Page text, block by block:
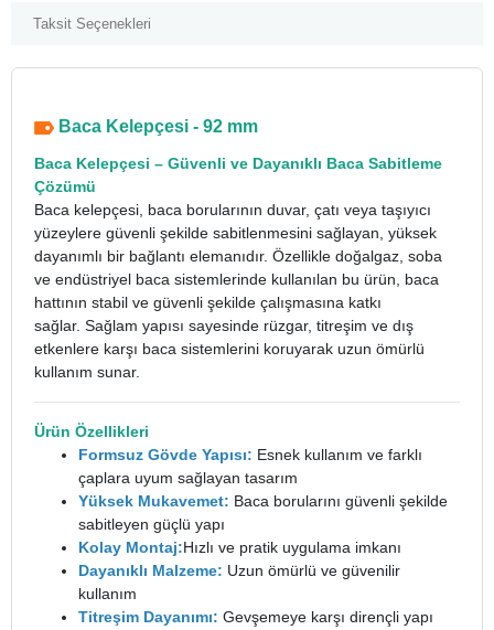
Taksit Seçenekleri
Baca Kelepçesi - 92 mm
Baca Kelepçesi – Güvenli ve Dayanıklı Baca Sabitleme
Çözümü
Baca kelepçesi, baca borularının duvar, çatı veya taşıyıcı
yüzeylere güvenli şekilde sabitlenmesini sağlayan, yüksek
dayanımlı bir bağlantı elemanıdır. Özellikle doğalgaz, soba
ve endüstriyel baca sistemlerinde kullanılan bu ürün, baca
hattının stabil ve güvenli şekilde çalışmasına katkı
sağlar. Sağlam yapısı sayesinde rüzgar, titreşim ve dış
etkenlere karşı baca sistemlerini koruyarak uzun ömürlü
kullanım sunar.
Ürün Özellikleri
Formsuz Gövde Yapısı: Esnek kullanım ve farklı
çaplara uyum sağlayan tasarım
Yüksek Mukavemet: Baca borularını güvenli şekilde
sabitleyen güçlü yapı
Kolay Montaj:Hızlı ve pratik uygulama imkanı
Dayanıklı Malzeme: Uzun ömürlü ve güvenilir
kullanım
Titreşim Dayanımı: Gevşemeye karşı dirençli yapı